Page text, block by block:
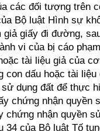
các đối tượng trên
Bộ luật Hình sự
giấy đi đường,
vi của bị cáo
tài liệu giả của
dấu hoặc tài
dụng đất để thực
chứng nhận
nhận quyền
của Bộ luật Tố